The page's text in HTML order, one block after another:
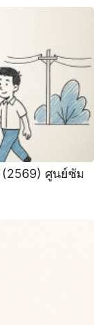
(2569) ศูนย์ซัม